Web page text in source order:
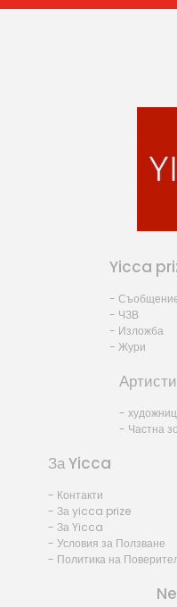
Yicca
-
- ЧЗВ
- Изложба
- Жури
-
- Частна
За Yicca
- Контакти
- За yicca prize
- За Yicca
- Условия за Ползване
- Политика на